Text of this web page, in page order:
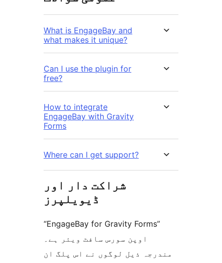
What is EngageBay and
what makes it unique?
Can I use the plugin for
free?
How to integrate
EngageBay with Gravity
Forms
Where can I get support?
شراکت دار اور
ڈیویلپرز
“EngageBay for Gravity Forms”
اوپن سورس سافٹ ویئر ہے۔
مندرجہ ذیل لوگوں نے اس پلگ ان